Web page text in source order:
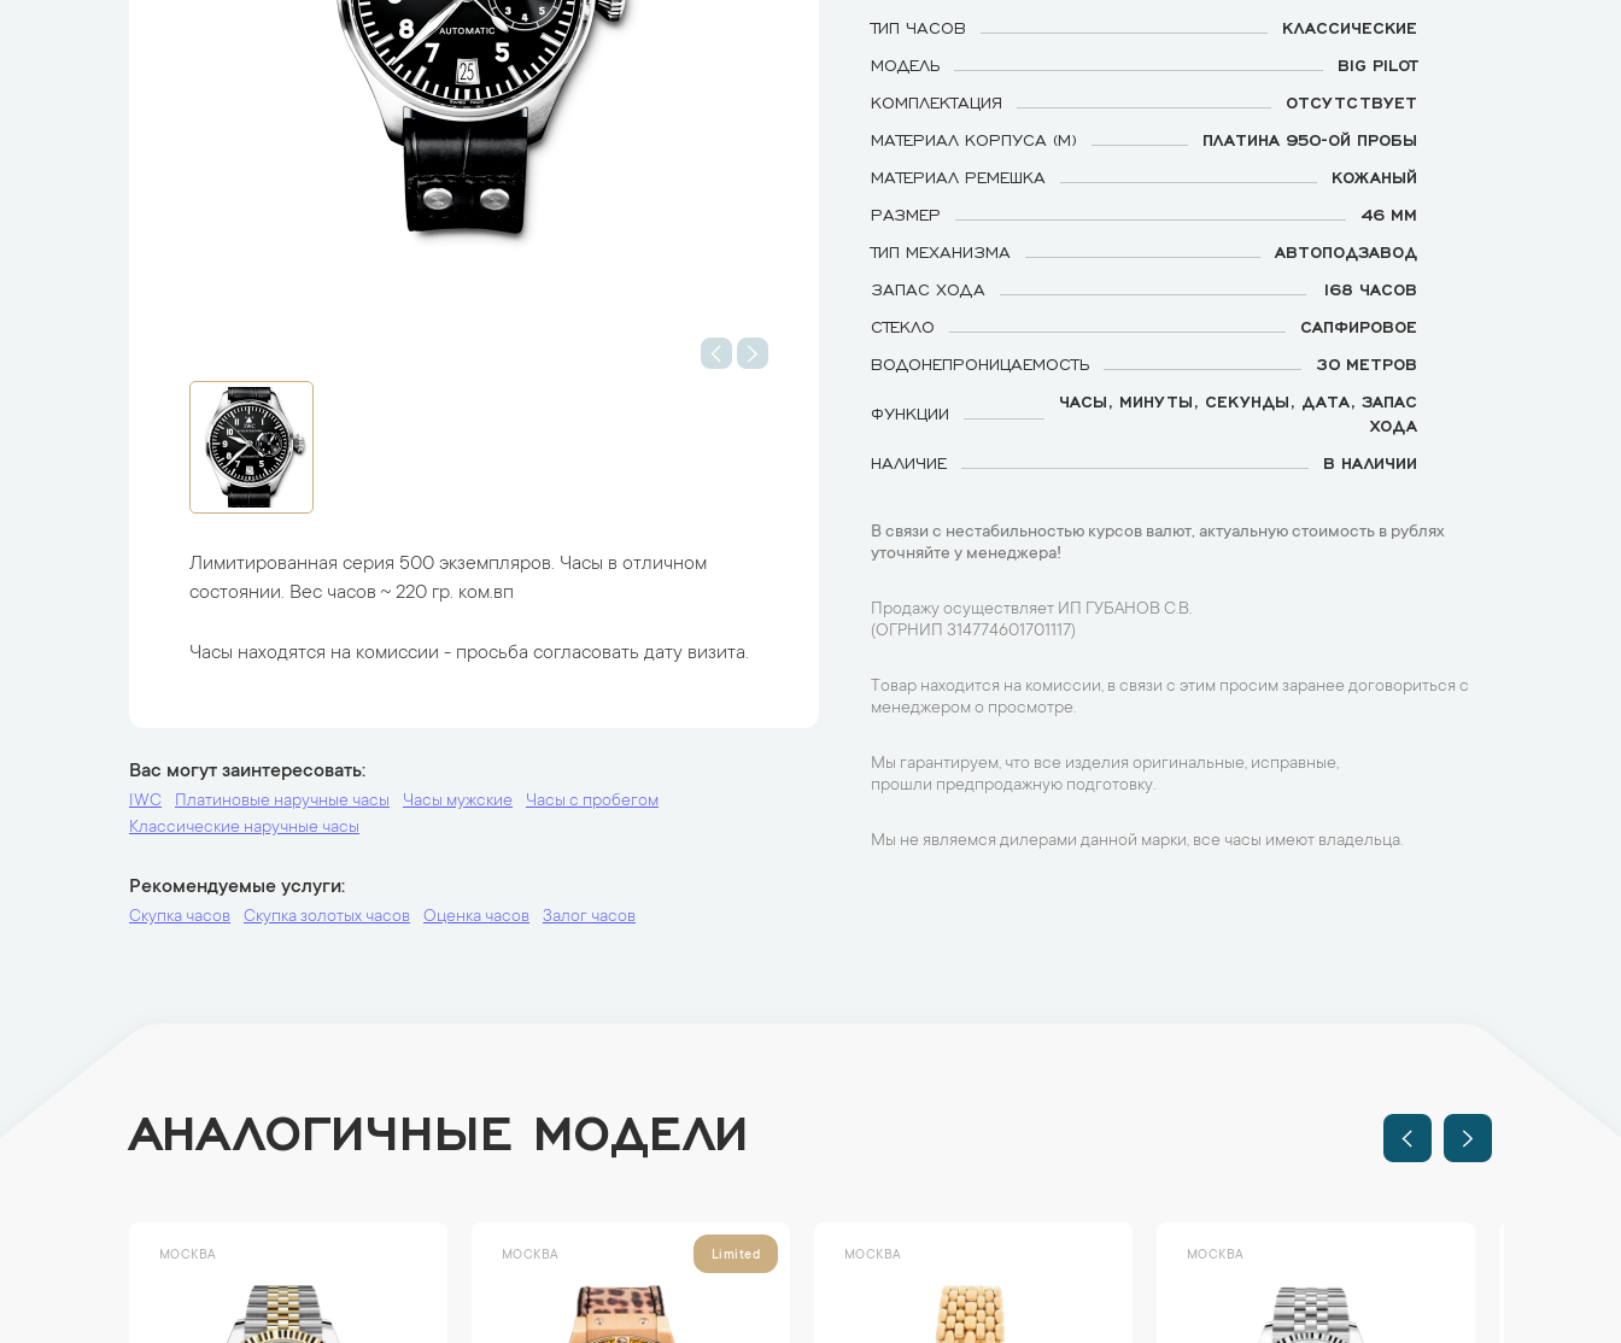
Лимитированная серия 500 экземпляров. Часы в отличном
состоянии. Вес часов ~ 220 гр. ком.вп
Часы находятся на комиссии - просьба согласовать дату визита.
Вас могут заинтересовать
IWC Платиновые наручные часы Часы мужские
Часы с пробегом
Классические наручные часы
Рекомендуемые услуги
Скупка часов Скупка золотых часов Оценка часов Залог часов
ТИП ЧАСОВ
КЛАССИЧЕСКИЕ
МОДЕЛЬ
BIG PILOT
КОМПЛЕКТАЦИЯ
ОТСУТСТВУЕТ
МАТЕРИАЛ КОРПУСА (М)
ПЛАТИНА 950-ОЙ ПРОБЫ
МАТЕРИАЛ РЕМЕШКА
КОЖАНЫЙ
РАЗМЕР
46 ММ
ТИП МЕХАНИЗМА
АВТОПОДЗАВОД
ЗАПАС ХОДА
168 ЧАСОВ
СТЕКЛО
САПФИРОВОЕ
ВОДОНЕПРОНИЦАЕМОСТЬ
30 МЕТРОВ
ФУНКЦИИ
ЧАСЫ, МИНУТЫ, СЕКУНДЫ, ДАТА, ЗАПАС
ХОДА
НАЛИЧИЕ
В НАЛИЧИИ
В связи с нестабильностью курсов валют, актуальную стоимость в рублях
уточняйте у менеджера!
Продажу осуществляет ИП ГУБАНОВ С.В.
(ОГРНИП 314774601701117)
Товар находится на комиссии, в связи с этим просим заранее договориться с
менеджером о просмотре.
Мы гарантируем, что все изделия оригинальные, исправные,
прошли предпродажную подготовку.
Мы не являемся дилерами данной марки, все часы имеют владельца.
АНАЛОГИЧНЫЕ МОДЕЛИ
МОСКВА МОСКВА МОСКВА МОСКВА